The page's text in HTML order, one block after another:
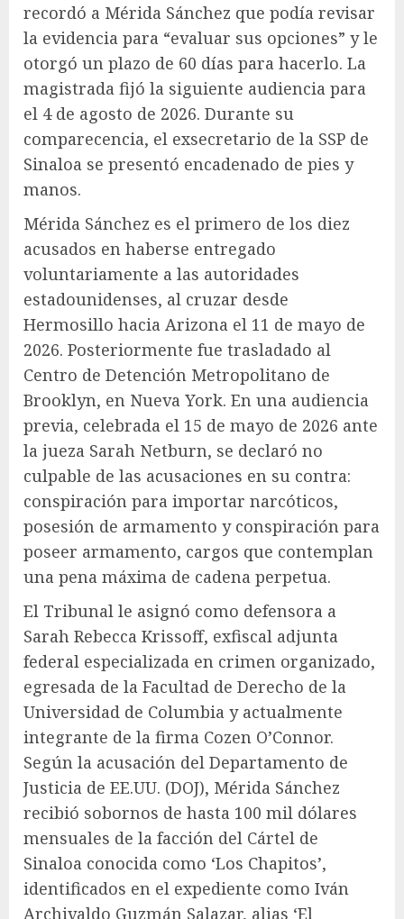
recordó a Mérida Sánchez que podía revisar
la evidencia para “evaluar sus opciones” y le
otorgó un plazo de 60 días para hacerlo. La
magistrada fijó la siguiente audiencia para
el 4 de agosto de 2026. Durante su
comparecencia, el exsecretario de la SSP de
Sinaloa se presentó encadenado de pies y
manos.
Mérida Sánchez es el primero de los diez
acusados en haberse entregado
voluntariamente a las autoridades
estadounidenses, al cruzar desde
Hermosillo hacia Arizona el 11 de mayo de
2026. Posteriormente fue trasladado al
Centro de Detención Metropolitano de
Brooklyn, en Nueva York. En una audiencia
previa, celebrada el 15 de mayo de 2026 ante
la jueza Sarah Netburn, se declaró no
culpable de las acusaciones en su contra:
conspiración para importar narcóticos,
posesión de armamento y conspiración para
poseer armamento, cargos que contemplan
una pena máxima de cadena perpetua.
El Tribunal le asignó como defensora a
Sarah Rebecca Krissoff, exfiscal adjunta
federal especializada en crimen organizado,
egresada de la Facultad de Derecho de la
Universidad de Columbia y actualmente
integrante de la firma Cozen O’Connor.
Según la acusación del Departamento de
Justicia de EE.UU. (DOJ), Mérida Sánchez
recibió sobornos de hasta 100 mil dólares
mensuales de la facción del Cártel de
Sinaloa conocida como ‘Los Chapitos’,
identificados en el expediente como Iván
Archivaldo Guzmán Salazar, alias ‘El